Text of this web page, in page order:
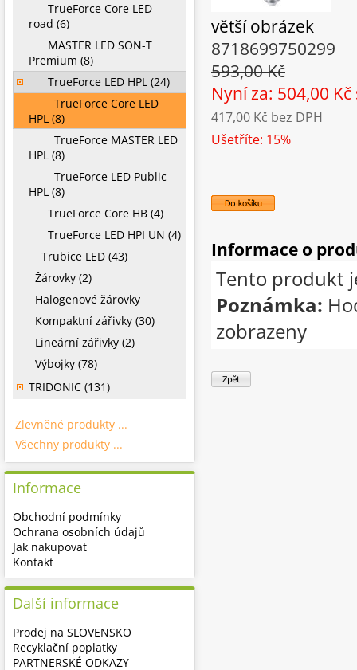
větší obrázek
8718699750299
593,00 Kč
Nyní za: 504,00 Kč
417,00 Kč bez DPH
Ušetříte: 15%
Informace o
Tento produkt
Poznámka:
zobrazeny
TrueForce Core LED
road (6)
MASTER LED SON-T
Premium (8)
TrueForce LED HPL (24)
TrueForce Core LED
HPL (8)
TrueForce MASTER LED
HPL (8)
TrueForce LED Public
HPL (8)
TrueForce Core HB (4)
TrueForce LED HPI UN (4)
Trubice LED (43)
Žárovky (2)
Halogenové žárovky
Kompaktní zářivky (30)
Lineární zářivky (2)
Výbojky (78)
TRIDONIC (131)
Zlevněné produkty ...
Všechny produkty ...
Informace
Obchodní podmínky
Ochrana osobních údajů
Jak nakupovat
Kontakt
Další informace
Prodej na SLOVENSKO
Recyklační poplatky
PARTNERSKÉ ODKAZY